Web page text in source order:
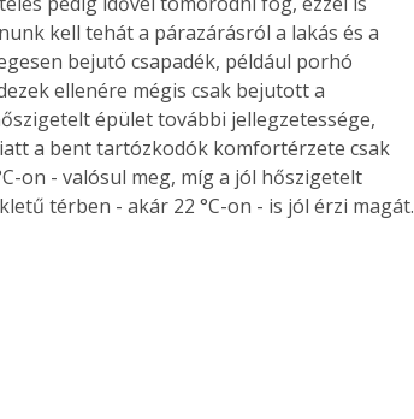
kell tehát a párazárásról a lakás és a
bejutó csapadék, például porhó
ellenére mégis csak bejutott a
épület további jellegzetessége,
a bent tartózkodók komfortérzete csak
on - valósul meg, míg a jól hőszigetelt
térben - akár 22 °C-on - is jól érzi magát.